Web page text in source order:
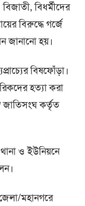
বিধর্মীদের
বিরুদ্ধে গর্জে
জানানো হয়।
বিষফোঁড়া।
হত্যা করা
জাতিসংঘ কর্তৃত
ও ইউনিয়নে
মহানগরে